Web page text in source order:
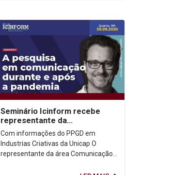
Seminário Icinform recebe
representante da
Comunicação na Capes
Com informações do PPGD em
Industrias Criativas da Unicap O
representante da área Comunicação